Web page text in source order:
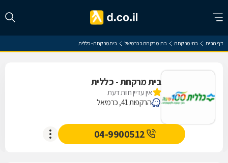
דף הבית בתי מרקחת בתי מרקחת בכרמיאל בית מרקחת - כללית
בית מרקחת - כללית
אין עדיין חוות דעת
הרקפות 41, כרמיאל
04-9900512